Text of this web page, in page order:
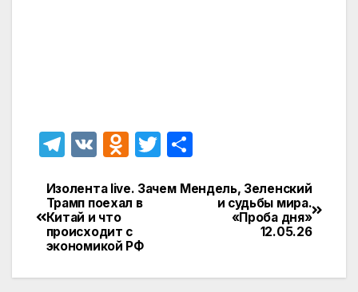
T
e
gr
a
m
V
O
n
kl
a
T
itt п
в
Навигация
по
Мендель, Зеленский
и судьбы мира.
«Проба дня»
12.05.26
Изолента live. Зачем
Трамп поехал в
Китай и что
происходит с
экономикой РФ